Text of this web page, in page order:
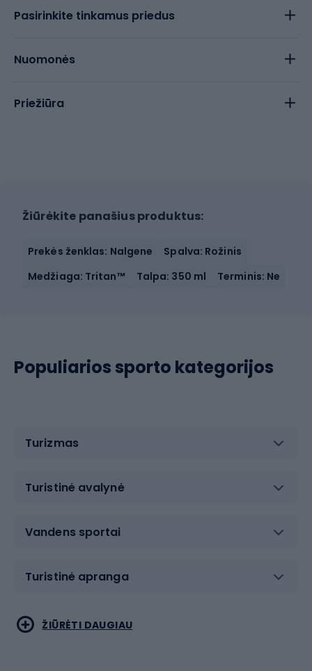
Pasirinkite tinkamus priedus
Nuomonės
Priežiūra
Žiūrėkite panašius produktus:
Prekės ženklas: Nalgene
Spalva: Rožinis
Medžiaga: Tritan™
Talpa: 350 ml Terminis: Ne
Populiarios sporto kategorijos
Turizmas
Turistinė avalynė
Vandens sportai
Turistinė apranga
Bėgimas
Koviniai sportai
ŽIŪRĖTI DAUGIAU